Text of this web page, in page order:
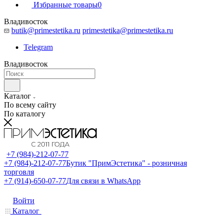
Избранные товары0
Владивосток
butik@primestetika.ru primestetika@primestetika.ru
Telegram
Владивосток
Каталог
По всему сайту
По каталогу
+7 (984)-212-07-77
+7 (984)-212-07-77Бутик "ПримЭстетика" - розничная
торговля
+7 (914)-650-07-77Для связи в WhatsApp
Войти
Каталог